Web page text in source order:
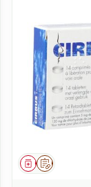
Op
Geneesmiddel